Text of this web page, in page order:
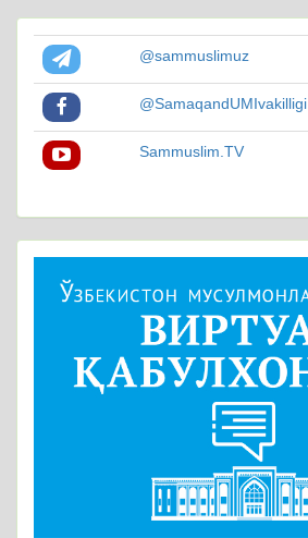
@sammuslimuz
@SamaqandUMIvakilligi
Sammuslim.TV